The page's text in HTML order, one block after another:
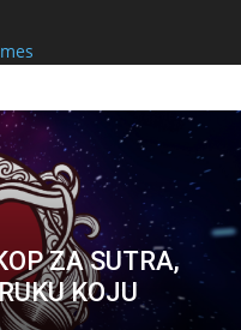
ZA SUTRA,
KOJU